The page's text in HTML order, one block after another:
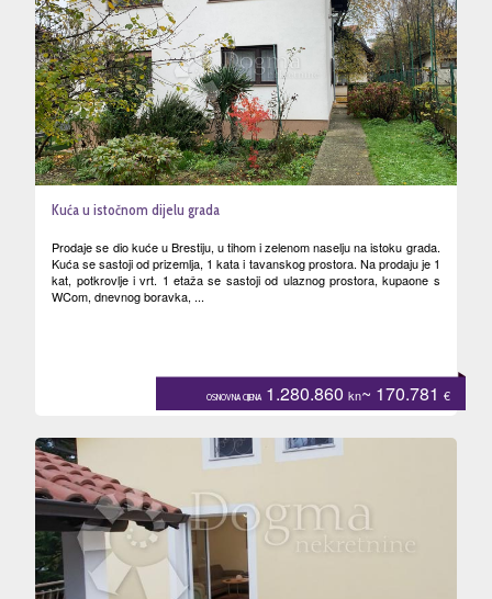
Kuća u istočnom dijelu grada
Prodaje se dio kuće u Brestiju, u tihom i zelenom naselju na istoku grada.
Kuća se sastoji od prizemlja, 1 kata i tavanskog prostora. Na prodaju je 1
kat, potkrovlje i vrt. 1 etaža se sastoji od ulaznog prostora, kupaone s
WCom, dnevnog boravka, ...
OSNOVNA CIJENA 1.280.860 kn~ 170.781 €